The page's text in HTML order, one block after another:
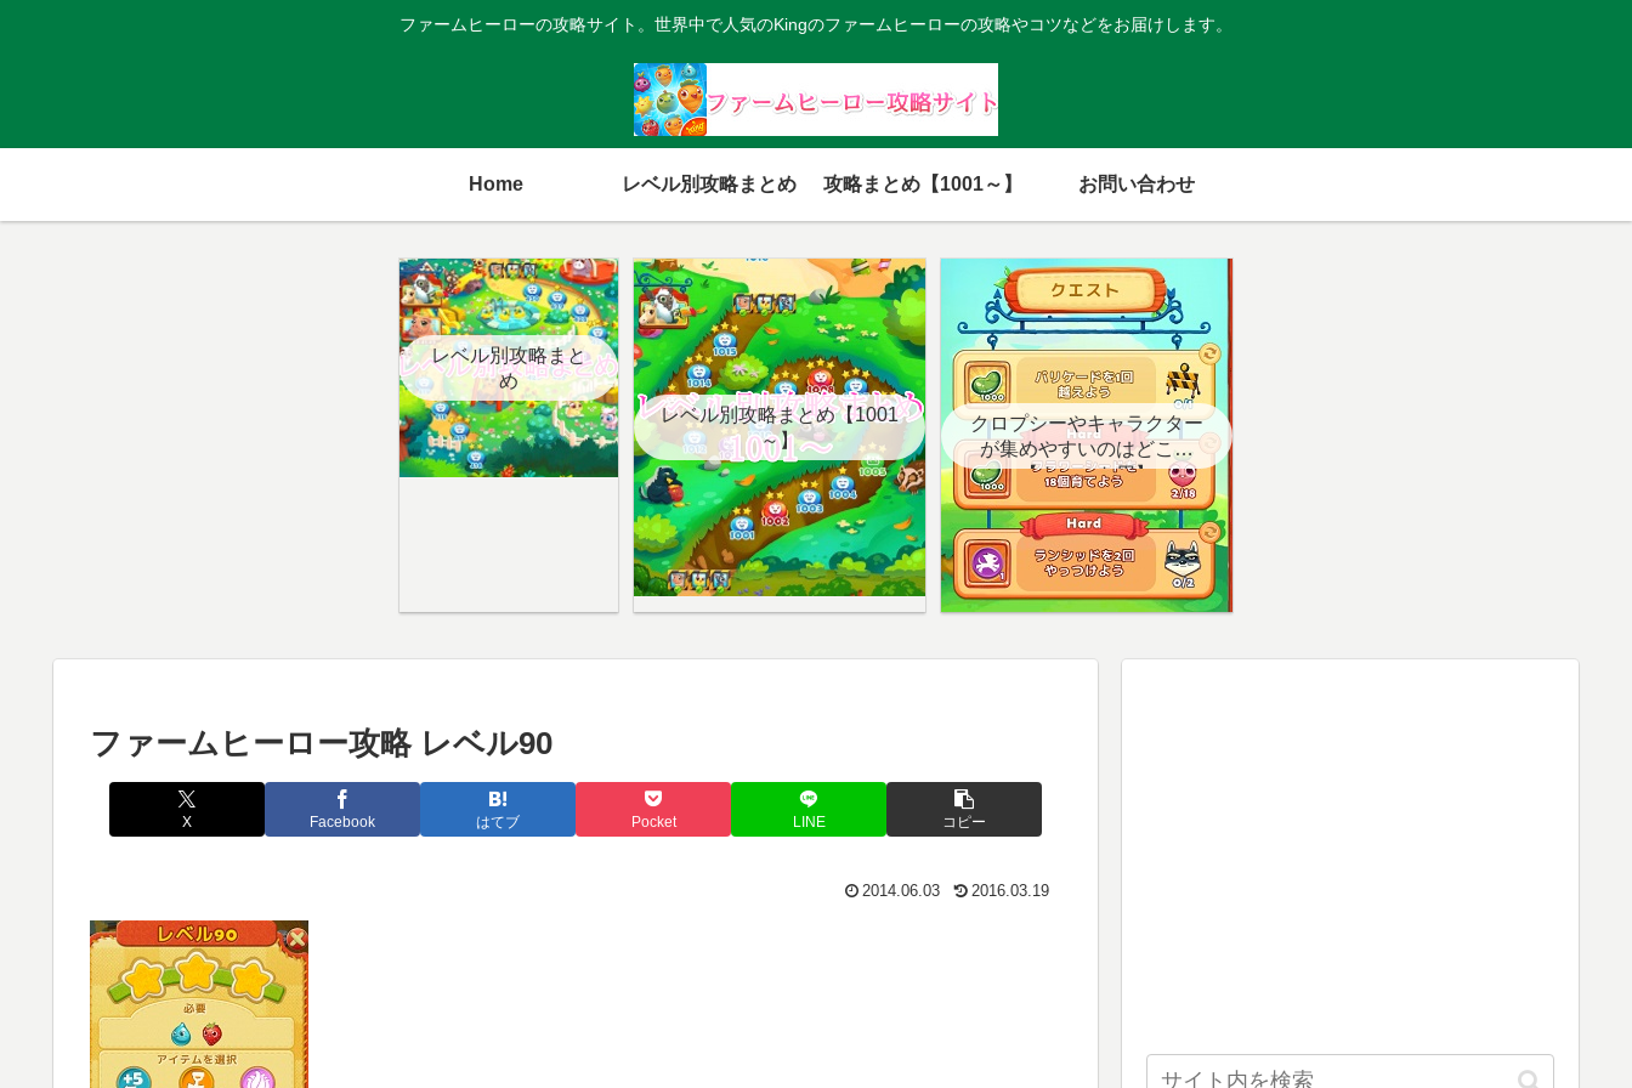
ファームヒーローの攻略サイト。世界中で人気のKingのファームヒーローの攻略やコツなどをお届けします。
Home レベル別攻略まとめ 攻略まとめ【1001～】 お問い合わせ
レベル別攻略まと
め
レベル別攻略まとめ【1001
～】
クロプシーやキャラクター
が集めやすいのはどこ？
【クエスト用】
ファームヒーロー攻略 レベル90
X Facebook はてブ Pocket LINE コピー
2014.06.03 2016.03.19